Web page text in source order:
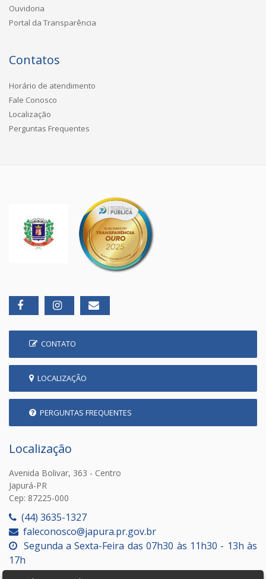
Ouvidoria
Portal da Transparência
Contatos
Horário de atendimento
Fale Conosco
Localização
Perguntas Frequentes
CONTATO
LOCALIZAÇÃO
PERGUNTAS FREQUENTES
Localização
Avenida Bolivar, 363 - Centro
Japurá-PR
Cep: 87225-000
(44) 3635-1327
faleconosco@japura.pr.gov.br
Segunda a Sexta-Feira das 07h30 às 11h30 - 13h às
17h